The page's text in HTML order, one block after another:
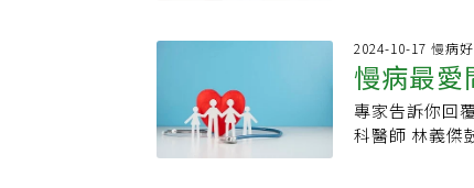
錄，揭露醫師
申報，主管機
執行高風險醫
目、取得哪些
而非單日波動
回（間隔1分
化幅度，這才
周，數字卻持
珉建議：1. 帶
和時，能更貼
急轉直下，家
劑，讓他減輕
話，卻讓他一
學很有興趣，
便立志走上行
自走進家中看
學系畢業，隔
科，一待就是
2024-10-17 慢病
慢病最愛
們全家都
專家告訴你回
科醫師 林義傑